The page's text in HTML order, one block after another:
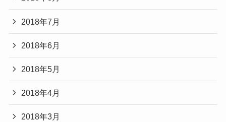
2018年7月
2018年6月
2018年5月
2018年4月
2018年3月